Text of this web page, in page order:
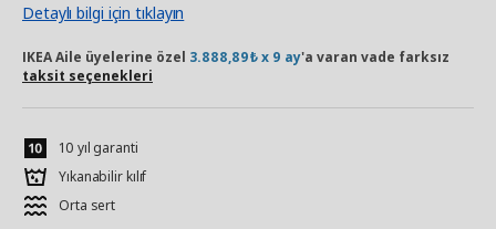
Detaylı bilgi için tıklayın
IKEA Aile üyelerine özel 3.888,89₺ x 9 ay'a varan vade farksız
taksit seçenekleri
10 yıl garanti
Yıkanabilir kılıf
Orta sert